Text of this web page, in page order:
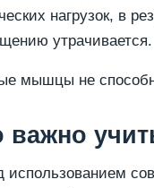
нагрузок, в
утрачивается.
мышцы не
важно
использованием